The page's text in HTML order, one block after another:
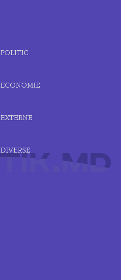
POLITIC
ECONOMIE
EXTERNE
DIVERSE